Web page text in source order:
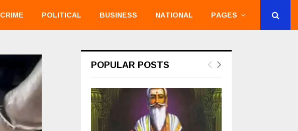
CRIME POLITICAL BUSINESS NATIONAL PAGES
POPULAR POSTS